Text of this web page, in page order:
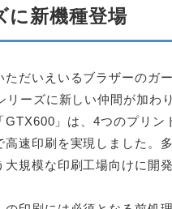
に新機種登場
だいえいるブラザーのガ
リーズに新しい仲間が加わ
GTX600」は、4つのプリン
高速印刷を実現しました。
大規模な印刷工場向けに開